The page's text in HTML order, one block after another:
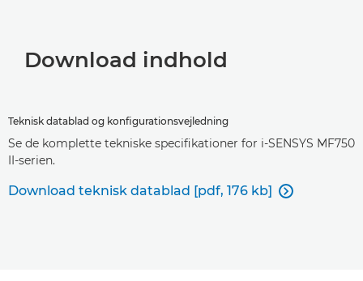
Download indhold
Teknisk datablad og konfigurationsvejledning
Se de komplette tekniske specifikationer for i-SENSYS MF750
II-serien.
Download teknisk datablad [pdf, 176 kb] 